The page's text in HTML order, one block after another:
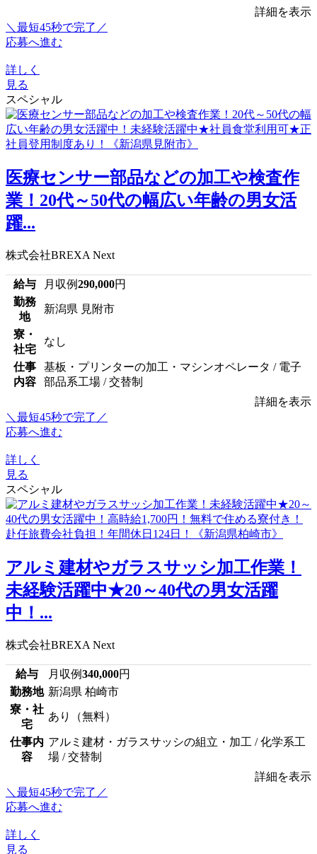
詳細を表示
＼最短45秒で完了／
応募へ進む
詳しく
見る
スペシャル
医療センサー部品などの加工や検査作
業！20代～50代の幅広い年齢の男女活
躍...
株式会社BREXA Next
給与 月収例290,000円
勤務
地
新潟県 見附市
寮・
社宅
なし
仕事
内容
基板・プリンターの加工・マシンオペレータ / 電子
部品系工場 / 交替制
詳細を表示
＼最短45秒で完了／
応募へ進む
詳しく
見る
スペシャル
アルミ建材やガラスサッシ加工作業！
未経験活躍中★20～40代の男女活躍
中！...
株式会社BREXA Next
給与 月収例340,000円
勤務地 新潟県 柏崎市
寮・社
宅
あり（無料）
仕事内
容
アルミ建材・ガラスサッシの組立・加工 / 化学系工
場 / 交替制
詳細を表示
＼最短45秒で完了／
応募へ進む
詳しく
見る